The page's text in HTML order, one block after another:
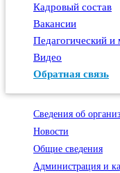
Кадровый состав
Вакансии
Педагогический и
Видео
Обратная связь
Сведения об
Новости
Общие сведения
Администрация и